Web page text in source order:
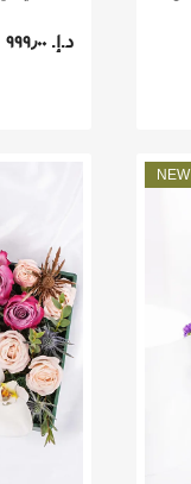
د.إ.‏ ٩٩٩٫٠٠